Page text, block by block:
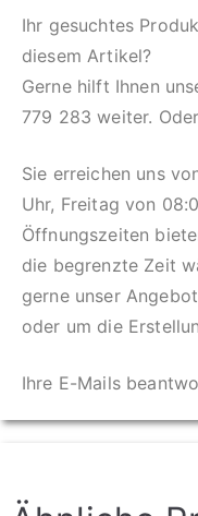
Ihr gesuchtes
diesem Artikel?
Gerne hilft Ihnen
779 283 weiter.
Sie erreichen uns
Uhr, Freitag von
Öffnungszeiten
die begrenzte Zeit
gerne unser
oder um die
Ihre E-Mails